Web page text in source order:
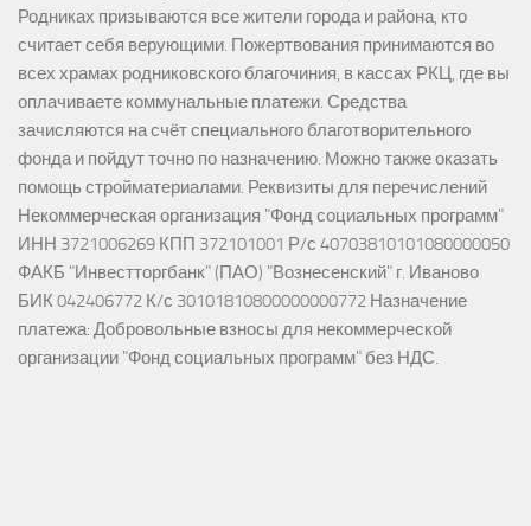
Родниках призываются все жители города и района, кто
считает себя верующими. Пожертвования принимаются во
всех храмах родниковского благочиния, в кассах РКЦ, где вы
оплачиваете коммунальные платежи. Средства
зачисляются на счёт специального благотворительного
фонда и пойдут точно по назначению. Можно также оказать
помощь стройматериалами. Реквизиты для перечислений
Некоммерческая организация "Фонд социальных программ"
ИНН 3721006269 КПП 372101001 Р/с 40703810101080000050
ФАКБ "Инвестторгбанк" (ПАО) "Вознесенский" г. Иваново
БИК 042406772 К/с 30101810800000000772 Назначение
платежа: Добровольные взносы для некоммерческой
организации "Фонд социальных программ" без НДС.